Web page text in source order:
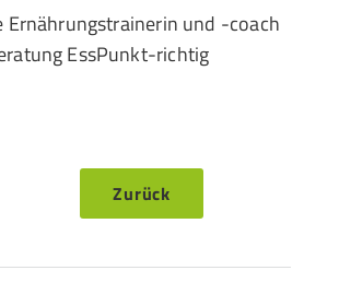
Ernährungstrainerin und -coach
EssPunkt-richtig
Zurück